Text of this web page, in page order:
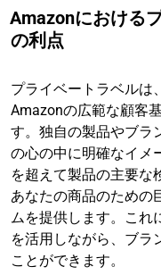
Amazonにおける
の利点
プライベートラベルは
Amazonの広範な顧客
す。独自の製品やブラ
の心の中に明確なイメ
を超えて製品の主要な
あなたの商品のための
ムを提供します。これ
を活用しながら、ブラ
ことができます。